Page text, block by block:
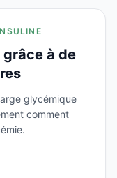
à de
glycémique
comment